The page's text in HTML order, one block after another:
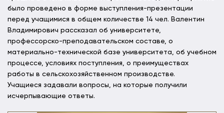
было проведено в форме выступления-презентации
перед учащимися в общем количестве 14 чел. Валентин
Владимирович рассказал об университете,
профессорско-преподавательском составе, о
материально-технической базе университета, об учебном
процессе, условиях поступления, о преимуществах
работы в сельскохозяйственном производстве.
Учащиеся задавали вопросы, на которые получили
исчерпывающие ответы.